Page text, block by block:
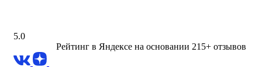
5.0
Рейтинг в Яндексе на основании 215+ отзывов